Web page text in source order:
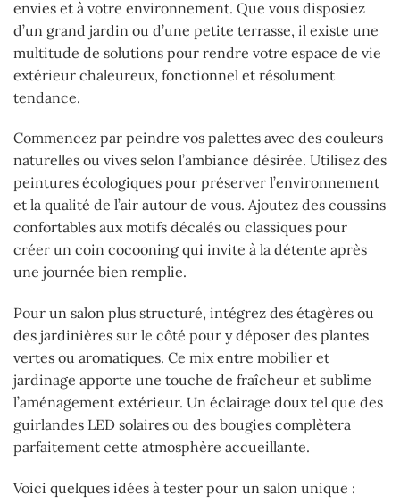
envies et à votre environnement. Que vous disposiez
d’un grand jardin ou d’une petite terrasse, il existe une
multitude de solutions pour rendre votre espace de vie
extérieur chaleureux, fonctionnel et résolument
tendance.
Commencez par peindre vos palettes avec des couleurs
naturelles ou vives selon l’ambiance désirée. Utilisez des
peintures écologiques pour préserver l’environnement
et la qualité de l’air autour de vous. Ajoutez des coussins
confortables aux motifs décalés ou classiques pour
créer un coin cocooning qui invite à la détente après
une journée bien remplie.
Pour un salon plus structuré, intégrez des étagères ou
des jardinières sur le côté pour y déposer des plantes
vertes ou aromatiques. Ce mix entre mobilier et
jardinage apporte une touche de fraîcheur et sublime
l’aménagement extérieur. Un éclairage doux tel que des
guirlandes LED solaires ou des bougies complètera
parfaitement cette atmosphère accueillante.
Voici quelques idées à tester pour un salon unique :